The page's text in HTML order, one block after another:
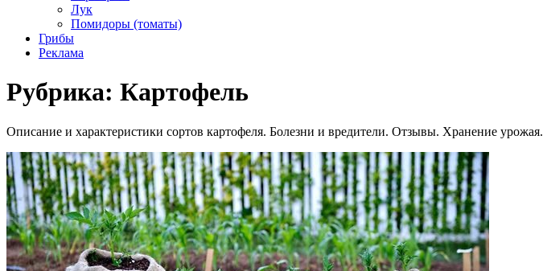
Лук
Помидоры (томаты)
Грибы
Реклама
Рубрика: Картофель
Описание и характеристики сортов картофеля. Болезни и вредители. Отзывы. Хранение урожая.